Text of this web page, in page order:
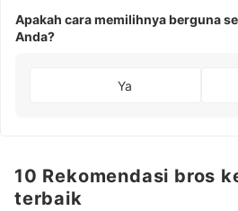
Apakah cara memilihnya berguna
Anda?
Ya
10 Rekomendasi bros
terbaik